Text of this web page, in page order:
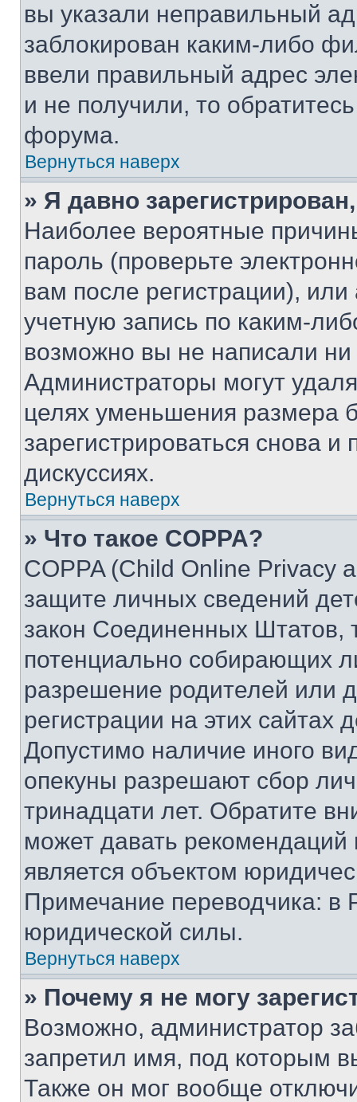
вы указали неправильный
заблокирован каким-либо
ввели правильный адрес
и не получили, то
форума.
Вернуться наверх
» Я давно
Наиболее вероятные
пароль (проверьте
вам после регистрации),
учетную запись по каким-
возможно вы не написали
Администраторы могут
целях уменьшения размера
зарегистрироваться снова и
дискуссиях.
Вернуться наверх
» Что такое COPPA?
COPPA (Child Online Privacy
защите личных сведений
закон Соединенных Штатов,
потенциально собирающих
разрешение родителей или
регистрации на этих сайтах
Допустимо наличие иного
опекуны разрешают сбор
тринадцати лет. Обратите
может давать
является объектом
Примечание переводчика: в
юридической силы.
Вернуться наверх
» Почему я не могу
Возможно, администратор
запретил имя, под которым
Также он мог вообще